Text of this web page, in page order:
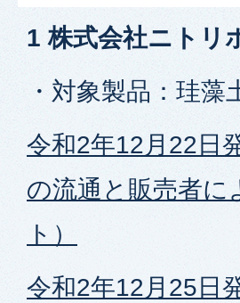
1 株式会社ニトリ
・対象製品：珪
令和2年12月22日
の流通と販売者に
ト）
令和2年12月25日